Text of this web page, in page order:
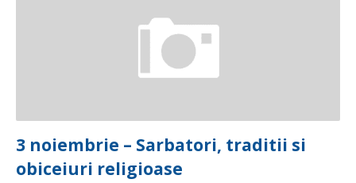
3 noiembrie – Sarbatori, traditii si
obiceiuri religioase